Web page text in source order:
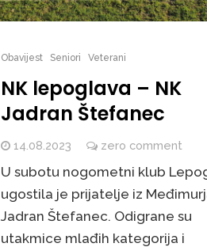
Obavijest Seniori Veterani
NK lepoglava – NK
Jadran Štefanec
14.08.2023 zero comment
U subotu nogometni klub
ugostila je prijatelje iz
Jadran Štefanec. Odigrane su
utakmice mlađih kategorija i